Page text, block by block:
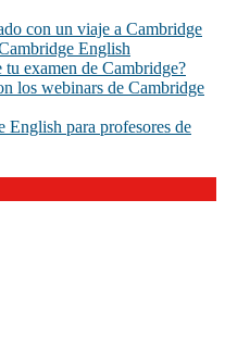
con un viaje a Cambridge
English
tu examen de Cambridge?
los webinars de Cambridge
para profesores de